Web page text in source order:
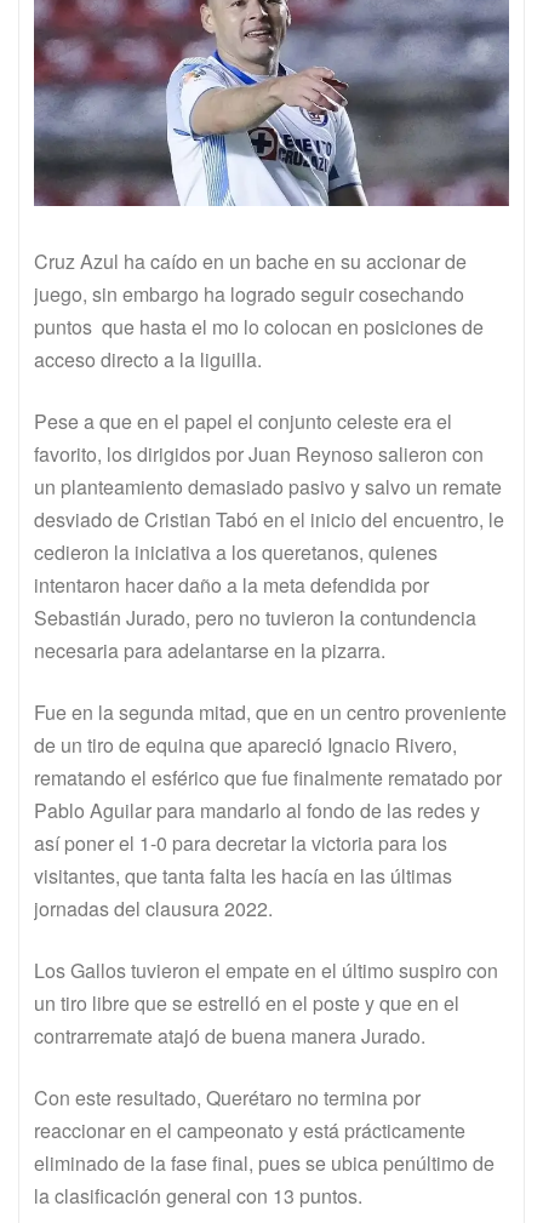
Cruz Azul ha caído en un bache en su accionar de
juego, sin embargo ha logrado seguir cosechando
puntos que hasta el mo lo colocan en posiciones de
acceso directo a la liguilla.
Pese a que en el papel el conjunto celeste era el
favorito, los dirigidos por Juan Reynoso salieron con
un planteamiento demasiado pasivo y salvo un remate
desviado de Cristian Tabó en el inicio del encuentro, le
cedieron la iniciativa a los queretanos, quienes
intentaron hacer daño a la meta defendida por
Sebastián Jurado, pero no tuvieron la contundencia
necesaria para adelantarse en la pizarra.
Fue en la segunda mitad, que en un centro proveniente
de un tiro de equina que apareció Ignacio Rivero,
rematando el esférico que fue finalmente rematado por
Pablo Aguilar para mandarlo al fondo de las redes y
así poner el 1-0 para decretar la victoria para los
visitantes, que tanta falta les hacía en las últimas
jornadas del clausura 2022.
Los Gallos tuvieron el empate en el último suspiro con
un tiro libre que se estrelló en el poste y que en el
contrarremate atajó de buena manera Jurado.
Con este resultado, Querétaro no termina por
reaccionar en el campeonato y está prácticamente
eliminado de la fase final, pues se ubica penúltimo de
la clasificación general con 13 puntos.